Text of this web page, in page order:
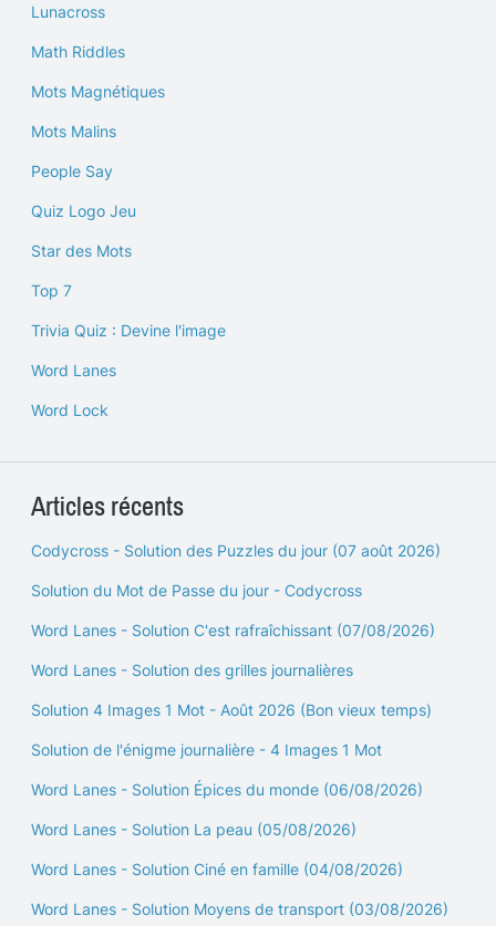
Lunacross
Math Riddles
Mots Magnétiques
Mots Malins
People Say
Quiz Logo Jeu
Star des Mots
Top 7
Trivia Quiz : Devine l'image
Word Lanes
Word Lock
Articles récents
Codycross - Solution des Puzzles du jour (07 août 2026)
Solution du Mot de Passe du jour - Codycross
Word Lanes - Solution C'est rafraîchissant (07/08/2026)
Word Lanes - Solution des grilles journalières
Solution 4 Images 1 Mot - Août 2026 (Bon vieux temps)
Solution de l'énigme journalière - 4 Images 1 Mot
Word Lanes - Solution Épices du monde (06/08/2026)
Word Lanes - Solution La peau (05/08/2026)
Word Lanes - Solution Ciné en famille (04/08/2026)
Word Lanes - Solution Moyens de transport (03/08/2026)